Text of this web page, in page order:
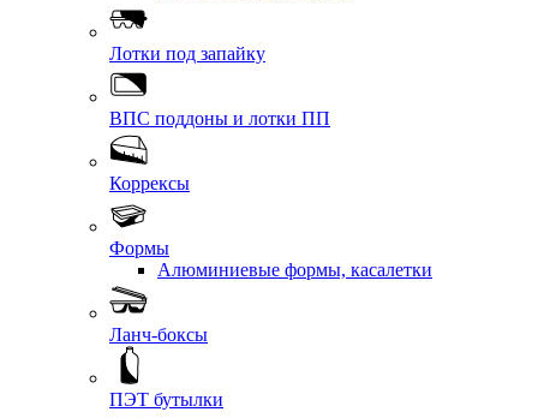
Лотки под запайку
ВПС поддоны и лотки ПП
Коррексы
Формы
Алюминиевые формы, касалетки
Ланч-боксы
ПЭТ бутылки